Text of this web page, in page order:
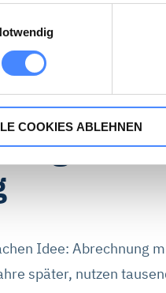
Website ist das Cookie-
39, 1058 Kopenhagen,
Sie auch dem Einsatz von
Die Marketing-Partner
verwenden. Sie können
Cookies zustimmen. Die
COOKIES ABLEHNEN
zur
Idee: Abrechnung
später, nutzen